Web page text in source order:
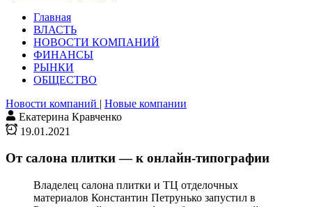
Главная
ВЛАСТЬ
НОВОСТИ КОМПАНИЙ
ФИНАНСЫ
РЫНКИ
ОБЩЕСТВО
Новости компаний | Новые компании
Екатерина Кравченко
19.01.2021
От салона плитки — к онлайн-типографии
Владелец салона плитки и ТЦ отделочных
материалов Константин Петрунько запустил в